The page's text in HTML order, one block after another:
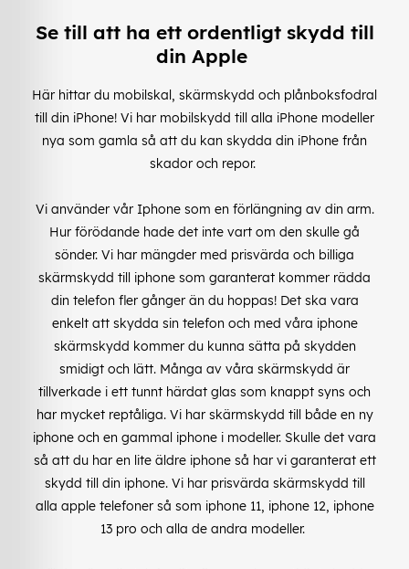
Se till att ha ett ordentligt skydd till
din Apple
Här hittar du mobilskal, skärmskydd och plånboksfodral
till din iPhone! Vi har mobilskydd till alla iPhone modeller
nya som gamla så att du kan skydda din iPhone från
skador och repor.
Vi använder vår Iphone som en förlängning av din arm.
Hur förödande hade det inte vart om den skulle gå
sönder. Vi har mängder med prisvärda och billiga
skärmskydd till iphone som garanterat kommer rädda
din telefon fler gånger än du hoppas! Det ska vara
enkelt att skydda sin telefon och med våra iphone
skärmskydd kommer du kunna sätta på skydden
smidigt och lätt. Många av våra skärmskydd är
tillverkade i ett tunnt härdat glas som knappt syns och
har mycket reptåliga. Vi har skärmskydd till både en ny
iphone och en gammal iphone i modeller. Skulle det vara
så att du har en lite äldre iphone så har vi garanterat ett
skydd till din iphone. Vi har prisvärda skärmskydd till
alla apple telefoner så som iphone 11, iphone 12, iphone
13 pro och alla de andra modeller.